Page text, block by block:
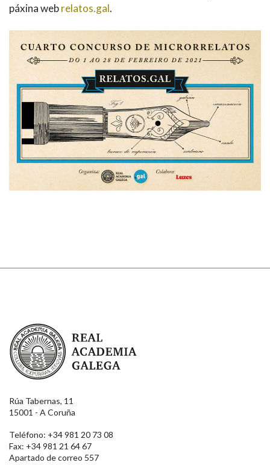
páxina webrelatos.gal.
Real Academia Galega
Rúa Tabernas, 11
15001 - A Coruña
Teléfono: +34 981 20 73 08
Fax: +34 981 21 64 67
Apartado de correo 557